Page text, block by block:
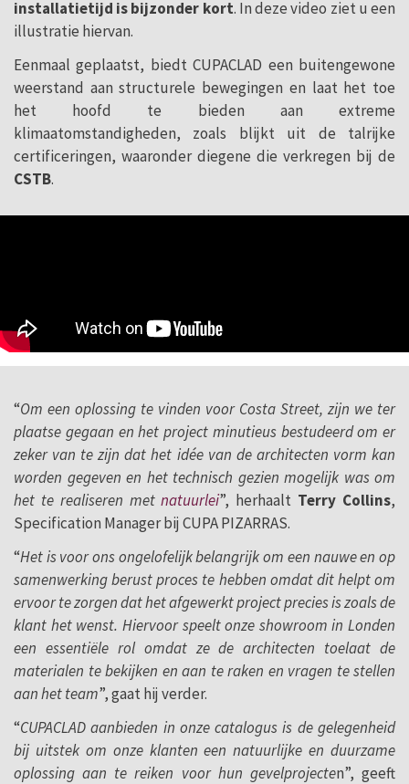
installatietijd is bijzonder kort. In deze video ziet u een
illustratie hiervan.
Eenmaal geplaatst, biedt CUPACLAD een buitengewone
weerstand aan structurele bewegingen en laat het toe
het hoofd te bieden aan extreme
klimaatomstandigheden, zoals blijkt uit de talrijke
certificeringen, waaronder diegene die verkregen bij de
CSTB.
“Om een oplossing te vinden voor Costa Street, zijn we ter
plaatse gegaan en het project minutieus bestudeerd om er
zeker van te zijn dat het idée van de architecten vorm kan
worden gegeven en het technisch gezien mogelijk was om
het te realiseren metnatuurlei”, herhaalt Terry Collins,
Specification Manager bij CUPA PIZARRAS.
“Het is voor ons ongelofelijk belangrijk om een nauwe en op
samenwerking berust proces te hebben omdat dit helpt om
ervoor te zorgen dat het afgewerkt project precies is zoals de
klant het wenst. Hiervoor speelt onze showroom in Londen
een essentiële rol omdat ze de architecten toelaat de
materialen te bekijken en aan te raken en vragen te stellen
aan het team”, gaat hij verder.
“CUPACLAD aanbieden in onze catalogus is de gelegenheid
bij uitstek om onze klanten een natuurlijke en duurzame
oplossing aan te reiken voor hun gevelprojecten”, geeft